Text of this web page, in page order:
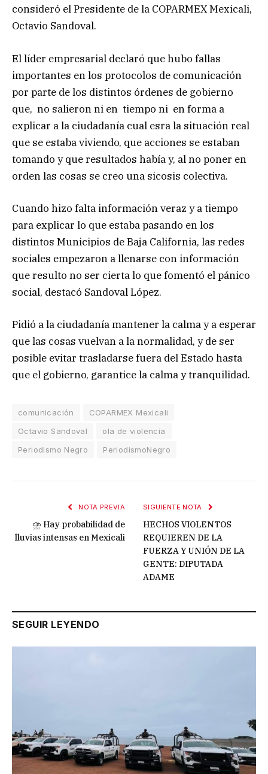
consideró el Presidente de la COPARMEX Mexicali,
Octavio Sandoval.
El líder empresarial declaró que hubo fallas
importantes en los protocolos de comunicación
por parte de los distintos órdenes de gobierno
que, no salieron ni en tiempo ni en forma a
explicar a la ciudadanía cual esra la situación real
que se estaba viviendo, que acciones se estaban
tomando y que resultados había y, al no poner en
orden las cosas se creo una sicosis colectiva.
Cuando hizo falta información veraz y a tiempo
para explicar lo que estaba pasando en los
distintos Municipios de Baja California, las redes
sociales empezaron a llenarse con información
que resulto no ser cierta lo que fomentó el pánico
social, destacó Sandoval López.
Pidió a la ciudadanía mantener la calma y a esperar
que las cosas vuelvan a la normalidad, y de ser
posible evitar trasladarse fuera del Estado hasta
que el gobierno, garantice la calma y tranquilidad.
comunicación
COPARMEX Mexicali
Octavio Sandoval
ola de violencia
Periodismo Negro
PeriodismoNegro
NOTA PREVIA
⛈️ Hay probabilidad de
lluvias intensas en Mexicali
SIGUIENTE NOTA
HECHOS VIOLENTOS
REQUIEREN DE LA
FUERZA Y UNIÓN DE LA
GENTE: DIPUTADA
ADAME
SEGUIR LEYENDO